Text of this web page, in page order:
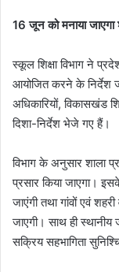
16 जून को मनाया
स्कूल शिक्षा विभाग ने
आयोजित करने के निर्देश
अधिकारियों, विकासखंड
दिशा-निर्देश भेजे गए हैं।
विभाग के अनुसार शाला
प्रसार किया जाएगा।
जाएंगी तथा गांवों एवं
जाएगी। साथ ही स्थानीय
सक्रिय सहभागिता